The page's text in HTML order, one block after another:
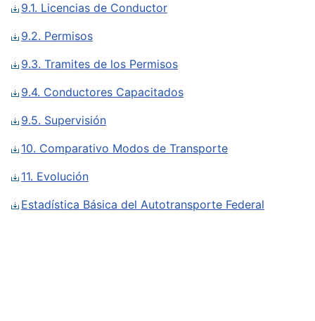
9.1. Licencias de Conductor
9.2. Permisos
9.3. Tramites de los Permisos
9.4. Conductores Capacitados
9.5. Supervisión
10. Comparativo Modos de Transporte
11. Evolución
Estadística Básica del Autotransporte Federal